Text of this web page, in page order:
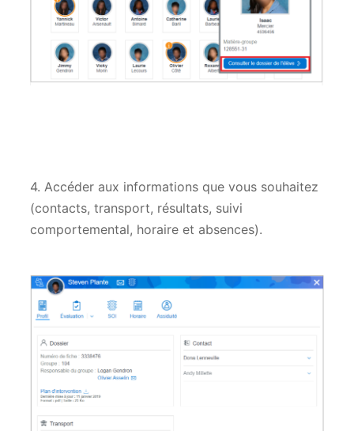
4. Accéder aux informations que vous souhaitez
(contacts, transport, résultats, suivi
comportemental, horaire et absences).